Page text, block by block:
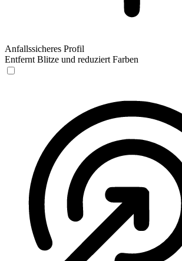
Anfallssicheres Profil
Entfernt Blitze und reduziert Farben